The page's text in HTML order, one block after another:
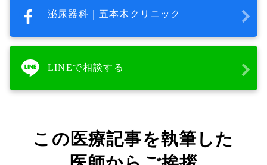
泌尿器科｜五本木クリニック
LINEで相談する
この医療記事を執筆した